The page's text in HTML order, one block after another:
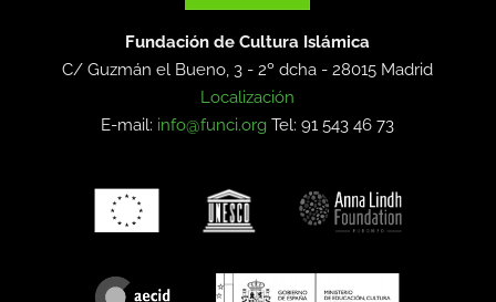
Fundación de Cultura Islámica
C/ Guzmán el Bueno, 3 - 2º dcha -28015 Madrid
Localización
E-mail: info@funci.org Tel: 91 543 46 73